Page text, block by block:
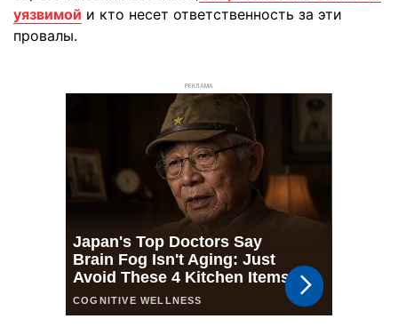
уязвимой и кто несет ответственность за эти
провалы.
РЕКЛАМА